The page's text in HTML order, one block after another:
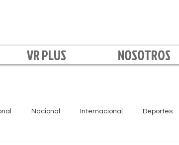
VR PLUS NOSOTROS
Nacional Internacional Deportes